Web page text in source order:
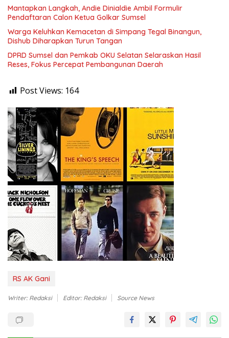
Mantapkan Langkah, Andie Dinialdie Ambil Formulir
Pendaftaran Calon Ketua Golkar Sumsel
Warga Keluhkan Kemacetan di Simpang Tegal Binangun,
Dishub Diharapkan Turun Tangan
DPRD Sumsel dan Pemkab OKU Selatan Selaraskan Hasil
Reses, Fokus Percepat Pembangunan Daerah
Post Views: 164
RS AK Gani
Writer: Redaksi Editor: Redaksi Source News